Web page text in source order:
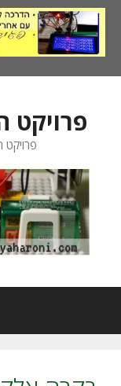
לדלג
לתוכן
פרויקט
פרויקט